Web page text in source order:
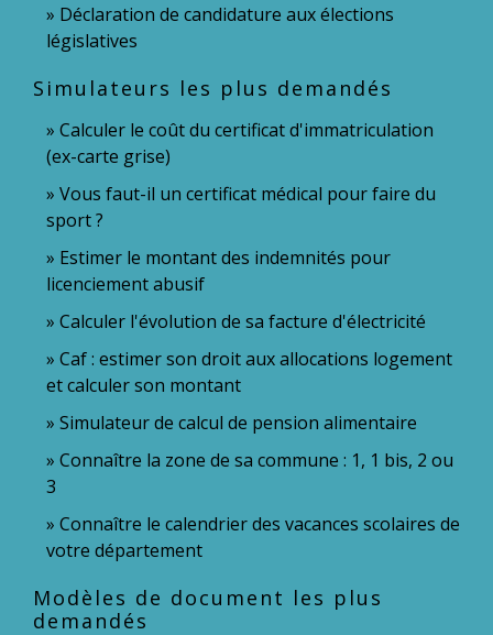
Déclaration de candidature aux élections
législatives
Simulateurs les plus demandés
Calculer le coût du certificat d'immatriculation
(ex-carte grise)
Vous faut-il un certificat médical pour faire du
sport ?
Estimer le montant des indemnités pour
licenciement abusif
Calculer l'évolution de sa facture d'électricité
Caf : estimer son droit aux allocations logement
et calculer son montant
Simulateur de calcul de pension alimentaire
Connaître la zone de sa commune : 1, 1 bis, 2 ou
3
Connaître le calendrier des vacances scolaires de
votre département
Modèles de document les plus
demandés